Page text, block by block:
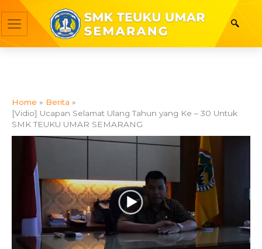
content
Home
Berita
[Vidio] Ucapan Selamat Ulang Tahun yang Ke – 30 Untuk
SMK TEUKU UMAR SEMARANG